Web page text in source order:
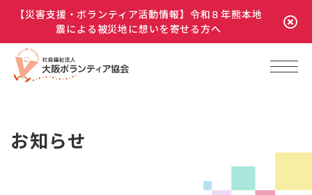
【災害支援・ボランティア活動情報】令和８年熊本地
震による被災地に想いを寄せる方へ
お知らせ